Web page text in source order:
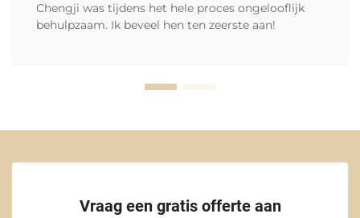
Chengji was tijdens het hele proces ongelooflijk
behulpzaam. Ik beveel hen ten zeerste aan!
Vraag een gratis offerte aan